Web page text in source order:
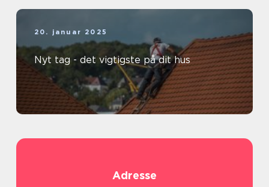
20. januar 2025
Nyt tag - det vigtigste på dit hus
Adresse